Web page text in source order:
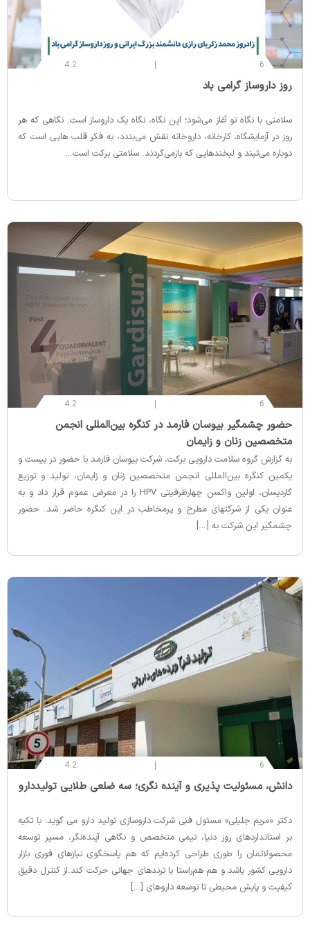
6
4.2
‌روز داروساز گرامی باد
سلامتی با نگاه تو آغاز می‌شود؛ این نگاه، نگاه یک داروساز است. نگاهی که هر
روز در آزمایشگاه، کارخانه، داروخانه نقش می‌بندد، به فکر قلب‌ هایی است که
دوباره می‌تپند و لبخندهایی که بازمی‌گردند. سلامتی برکت است…
6
4.2
‌حضور چشمگیر بیوسان فارمد در کنگره بین‌المللی انجمن
متخصصین زنان و زایمان
به گزارش گروه سلامت دارویی برکت، شرکت بیوسان فارمد با حضور در بیست‌ و‌
یکمین کنگره بین‌المللی انجمن متخصصین زنان و زایمان، تولید و توزیع
گاردیسان، اولین واکسن چهارظرفیتی HPV را در معرض عموم قرار داد و به
عنوان یکی از شرکتهای مطرح و پرمخاطب در این کنگره حاضر شد. حضور
چشمگیر این شرکت به […]
6
4.2
‌دانش، مسئولیت‌ پذیری و آینده‌ نگری؛ سه‌ ضلعی طلایی تولیددارو
دکتر «مریم جلیلی» مسئول فنی شرکت داروسازی تولید دارو می گوید: با تکیه
بر استانداردهای روز دنیا، تیمی متخصص و نگاهی آینده‌نگر، مسیر توسعه
محصولاتمان را طوری طراحی کرده‌ایم که هم پاسخگوی نیازهای فوری بازار
دارویی کشور باشد و هم هم‌راستا با ترندهای جهانی حرکت کند.از کنترل دقیق
کیفیت و پایش محیطی تا توسعه داروهای […]